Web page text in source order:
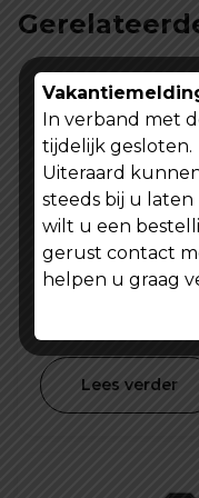
Fietsmuts -
Bescherming
Lees verder
In verband met
tijdelijk gesloten.
Uiteraard
steeds bij u
wilt u een
gerust contact
helpen u graag